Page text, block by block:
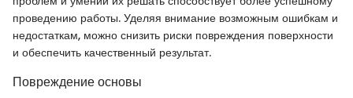
проведению работы. Уделяя внимание возможным ошибкам и
недостаткам, можно снизить риски повреждения поверхности
и обеспечить качественный результат.
Повреждение основы